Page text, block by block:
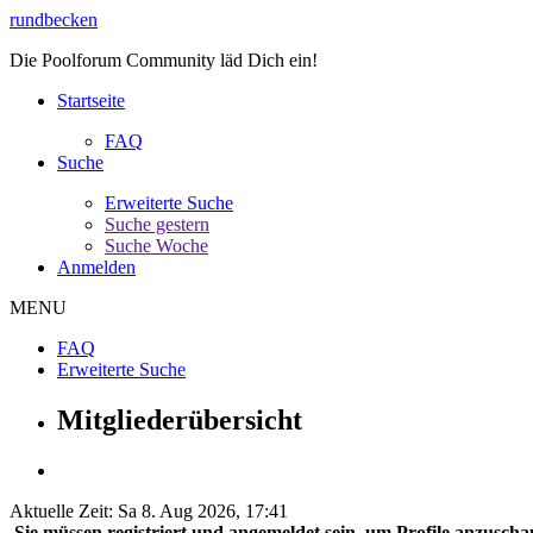
rundbecken
Die Poolforum Community läd Dich ein!
Startseite
FAQ
Suche
Erweiterte Suche
Suche gestern
Suche Woche
Anmelden
MENU
FAQ
Erweiterte Suche
Mitgliederübersicht
Aktuelle Zeit: Sa 8. Aug 2026, 17:41